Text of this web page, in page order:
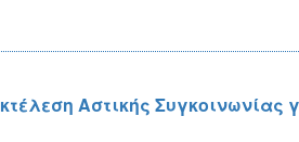
Αστικής Συγκοινωνίας